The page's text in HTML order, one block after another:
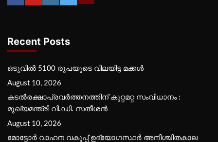
Recent Posts
ഒടുവിൽ 5100 രൂപയുടെ വിലയിട്ട മക്കൾ
August 10, 2026
കടല്‍രക്ഷാപ്രവര്‍ത്തനത്തിന് കുറ്റമറ്റ സംവിധാനം :
മുഖ്യമന്ത്രി വി.ഡി. സതീശന്‍
August 10, 2026
മോട്ടോര്‍ വാഹന വകുപ്പ് ഉദ്യോഗസ്ഥര്‍ അനിശ്ചിതകാല